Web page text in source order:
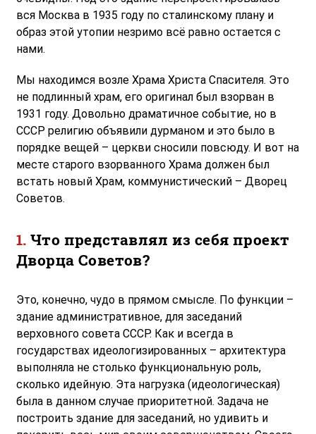
вся Москва в 1935 году по сталинскому плану и
образ этой утопии незримо всё равно остается с
нами.
Мы находимся возле Храма Христа Спасителя. Это
не подлинный храм, его оригинал был взорван в
1931 году. Довольно драматичное событие, но в
СССР религию объявили дурманом и это было в
порядке вещей – церкви сносили повсюду. И вот на
месте старого взорванного Храма должен был
встать новый Храм, коммунистический – Дворец
Советов.
Что представлял из себя проект
Дворца Советов?
Это, конечно, чудо в прямом смысле. По функции –
здание административное, для заседаний
верховного совета СССР. Как и всегда в
государствах идеологизированных – архитектура
выполняла не столько функциональную роль,
сколько идейную. Эта нагрузка (идеологическая)
была в данном случае приоритетной. Задача не
построить здание для заседаний, но удивить и